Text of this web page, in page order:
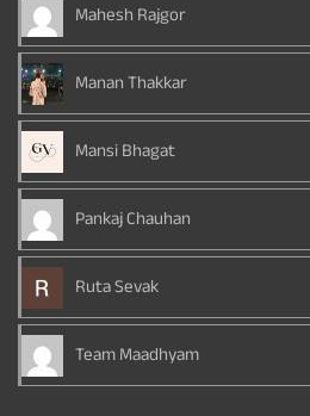
Mahesh Rajgor
Manan Thakkar
Mansi Bhagat
Pankaj Chauhan
Ruta Sevak
Team Maadhyam